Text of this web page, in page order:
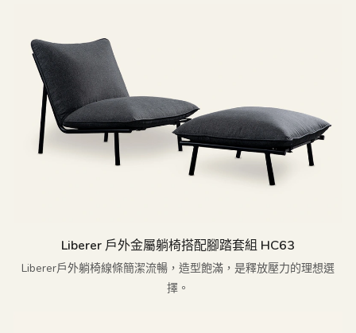
Liberer 戶外金屬躺椅搭配腳踏套組 HC63
Liberer戶外躺椅線條簡潔流暢，造型飽滿，是釋放壓力的理想選
擇。